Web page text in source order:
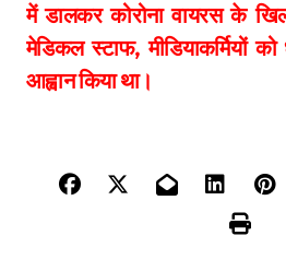
में डालकर कोरोना वायरस के
मेडिकल स्टाफ, मीडियाकर्मियों
आह्वान किया था।